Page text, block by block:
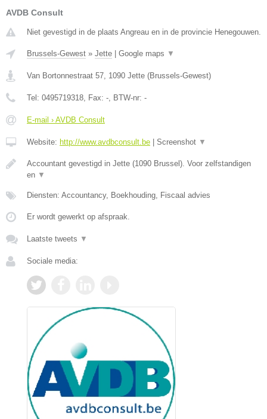
AVDB Consult
Niet gevestigd in de plaats Angreau en in de provincie Henegouwen.
Brussels-Gewest » Jette | Google maps ▼
Van Bortonnestraat 57 1090 Jette (Brussels-Gewest)
Tel: 0495719318 , Fax: - , BTW-nr: -
E-mail › AVDB Consult
Website: http://www.avdbconsult.be | Screenshot ▼
Accountant gevestigd in Jette (1090 Brussel). Voor zelfstandigen
en ▼
Diensten: Accountancy, Boekhouding, Fiscaal advies
Er wordt gewerkt op afspraak.
Laatste tweets ▼
Sociale media: